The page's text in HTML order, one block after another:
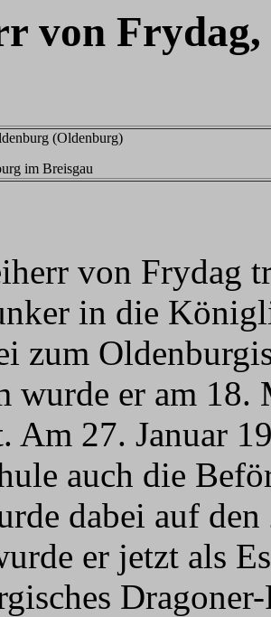
von Frydag,
(Oldenburg)
im Breisgau
von Frydag
in die
zum
wurde er am
Am 27. Januar
auch die
dabei auf
er jetzt als